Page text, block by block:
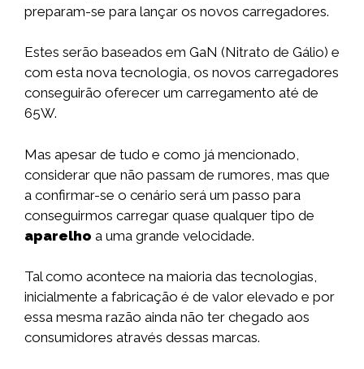
preparam-se para lançar os novos carregadores.
Estes serão baseados em GaN (Nitrato de Gálio) e
com esta nova tecnologia, os novos carregadores
conseguirão oferecer um carregamento até de
65W.
Mas apesar de tudo e como já mencionado,
considerar que não passam de rumores, mas que
a confirmar-se o cenário será um passo para
conseguirmos carregar quase qualquer tipo de
aparelho a uma grande velocidade.
Tal como acontece na maioria das tecnologias,
inicialmente a fabricação é de valor elevado e por
essa mesma razão ainda não ter chegado aos
consumidores através dessas marcas.